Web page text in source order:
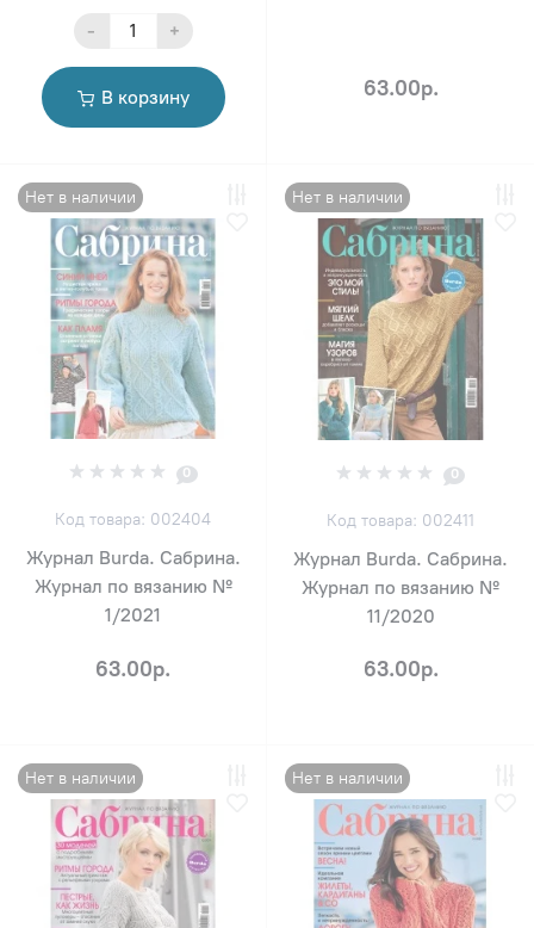
- +
В корзину 63.00р.
Нет в наличии
0
Код товара: 002404
Журнал Burda. Сабрина.
Журнал по вязанию №
1/2021
63.00р.
Нет в наличии
0
Код товара: 002411
Журнал Burda. Сабрина.
Журнал по вязанию №
11/2020
63.00р.
Нет в наличии Нет в наличии